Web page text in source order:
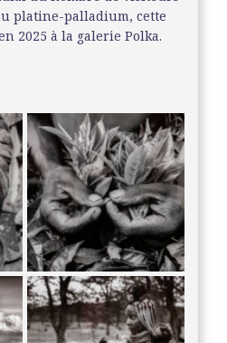
platine-palladium, cette
2025 à la galerie Polka.